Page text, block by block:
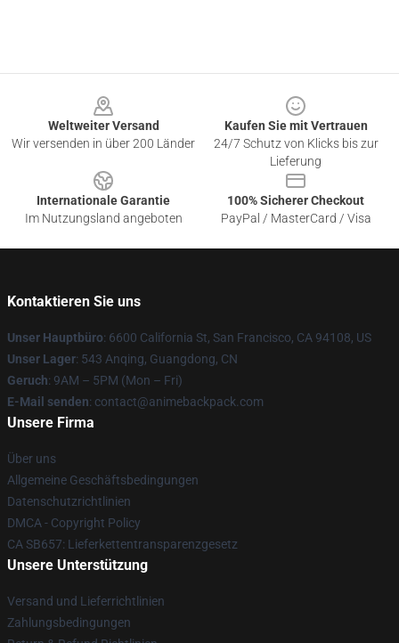
Weltweiter Versand
Wir versenden in über 200 Länder
Kaufen Sie mit Vertrauen
24/7 Schutz von Klicks bis zur
Lieferung
Internationale Garantie
Im Nutzungsland angeboten
100% Sicherer Checkout
PayPal / MasterCard / Visa
Kontaktieren Sie uns
Unser Hauptbüro: 6600 California St, San Francisco, CA 94108, US
Unser Lager: 543 Anqing, Guangdong, CN
Geruch: 9AM – 5PM (Mon – Fri)
E-Mail senden: contact@animebackpack.com
Unsere Firma
Über uns
Allgemeine Geschäftsbedingungen
Datenschutzrichtlinien
DMCA - Copyright Policy
CA SB657: Lieferkettentransparenzgesetz
Unsere Unterstützung
Versand und Lieferrichtlinien
Zahlungsbedingungen